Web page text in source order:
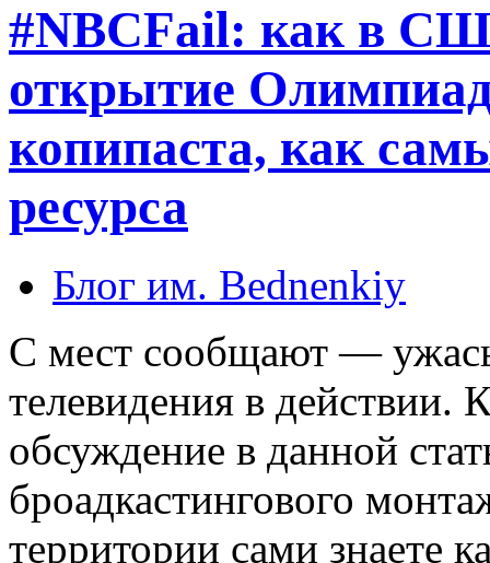
#NBCFail: как в
открытие
копипаста, как
ресурса
Блог им. Bednenkiy
С мест сообщают —
телевидения в действии.
обсуждение в данной
броадкастингового
территории сами знаете